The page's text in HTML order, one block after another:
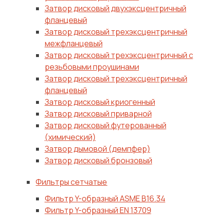
Затвор дисковый двухэксцентричный
фланцевый
Затвор дисковый трехэксцентричный
межфланцевый
Затвор дисковый трехэксцентричный с
резьбовыми проушинами
Затвор дисковый трехэксцентричный
фланцевый
Затвор дисковый криогенный
Затвор дисковый приварной
Затвор дисковый футерованный
(химический)
Затвор дымовой (демпфер)
Затвор дисковый бронзовый
Фильтры сетчатые
Фильтр Y-образный ASME B16.34
Фильтр Y-образный EN 13709